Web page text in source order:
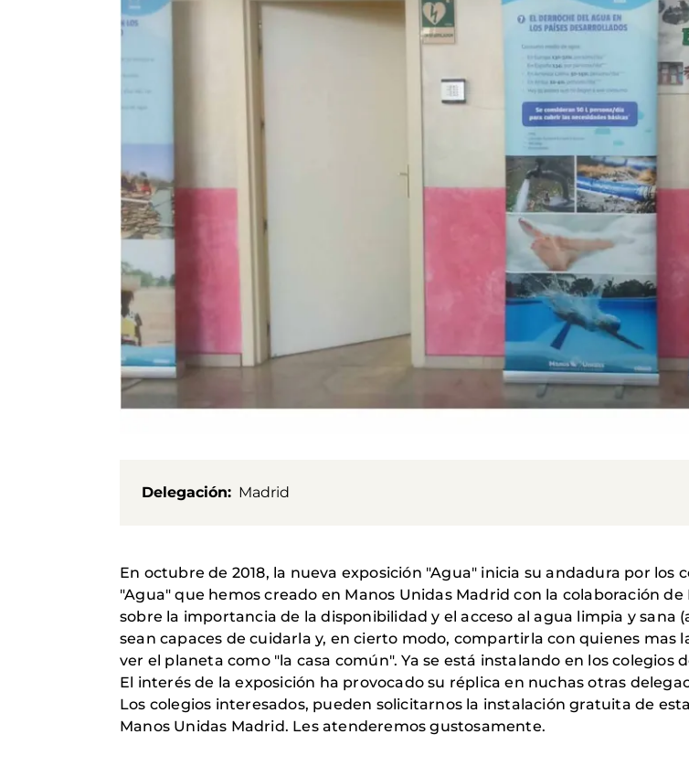
Delegación Madrid
En octubre de 2018, la nueva exposición "Agua" inicia su andadura por los
"Agua" que hemos creado en Manos Unidas Madrid con la colaboración
sobre la importancia de la disponibilidad y el acceso al agua limpia y
sean capaces de cuidarla y, en cierto modo, compartirla con quienes mas
ver el planeta como "la casa común". Ya se está instalando en los colegios
El interés de la exposición ha provocado su réplica en nuchas otras
Los colegios interesados, pueden solicitarnos la instalación gratuita de
Manos Unidas Madrid. Les atenderemos gustosamente.